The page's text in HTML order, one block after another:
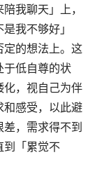
我聊天」上，
我不够好」
定的想法上。这
于低自尊的状
化，视自己为伴
和感受，以此避
，需求得不到
到「累觉不